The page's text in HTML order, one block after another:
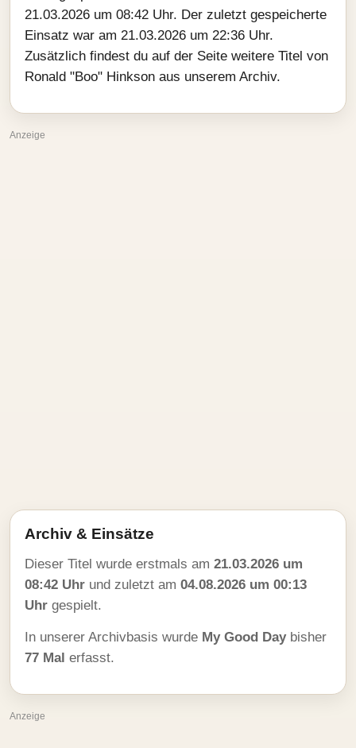
21.03.2026 um 08:42 Uhr. Der zuletzt gespeicherte
Einsatz war am 21.03.2026 um 22:36 Uhr.
Zusätzlich findest du auf der Seite weitere Titel von
Ronald "Boo" Hinkson aus unserem Archiv.
Anzeige
Archiv & Einsätze
Dieser Titel wurde erstmals am 21.03.2026 um
08:42 Uhr und zuletzt am 04.08.2026 um 00:13
Uhr gespielt.
In unserer Archivbasis wurde My Good Daybisher
77 Mal erfasst.
Anzeige